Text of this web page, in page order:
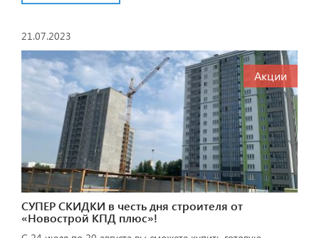
21.07.2023
Акции
СУПЕР СКИДКИ в честь дня строителя от
«Новострой КПД плюс»!